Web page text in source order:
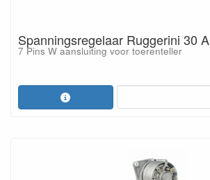
Spanningsregelaar Ruggerini 30 A
7 Pins W aansluiting voor toerenteller